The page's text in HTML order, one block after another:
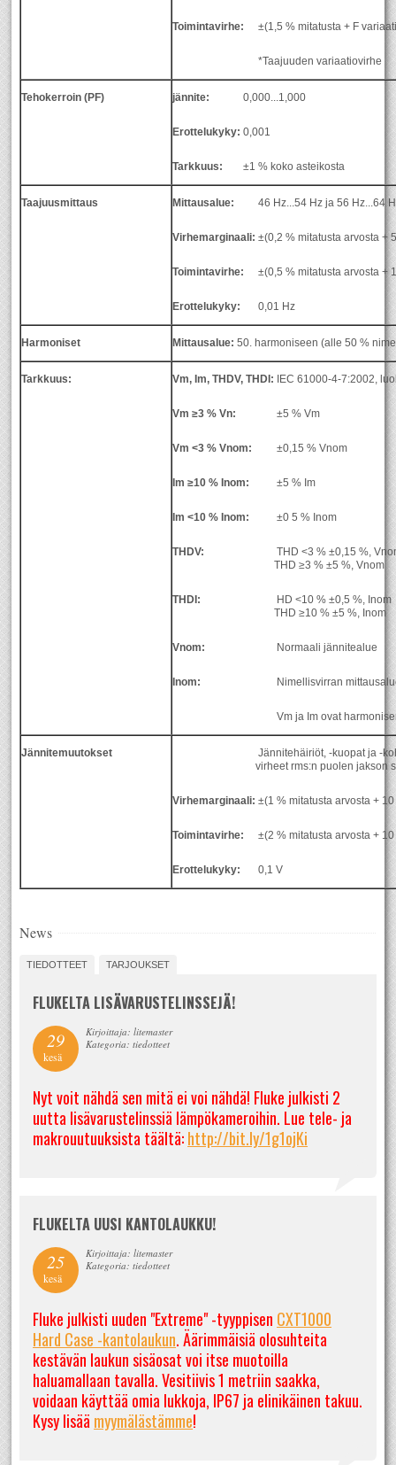
Toimintavirhe: ±(1,5 % mitatusta + F
*Taajuuden variaatiovirhe
Tehokerroin (PF) jännite: 0,000...1,000
Erottelukyky: 0,001
Tarkkuus: ±1 % koko asteikosta
Taajuusmittaus Mittausalue: 46 Hz...54 Hz ja 56 Hz...64
Virhemarginaali: ±(0,2 % mitatusta arvosta +
Toimintavirhe: ±(0,5 % mitatusta arvosta +
Erottelukyky: 0,01 Hz
Harmoniset Mittausalue: 50. harmoniseen (alle 50 %
Tarkkuus: Vm, Im, THDV, THDI: IEC 61000-4-7:2002,
Vm ≥3 % Vn: ±5 % Vm
Vm <3 % Vnom: ±0,15 % Vnom
Im ≥10 % Inom: ±5 % Im
Im <10 % Inom: ±0 5 % Inom
THDV:
THD <3 % ±0,15 %,
THD ≥3 % ±5 %, Vnom
THDI:
HD <10 % ±0,5 %, Inom
THD ≥10 % ±5 %, Inom
Vnom: Normaali jännitealue
Inom: Nimellisvirran
Vm ja Im ovat
Jännitemuutokset
Jännitehäiriöt, -kuopat ja -
virheet rms:n puolen jakson
Virhemarginaali: ±(1 % mitatusta arvosta +
Toimintavirhe: ±(2 % mitatusta arvosta +
Erottelukyky: 0,1 V
News
TIEDOTTEET TARJOUKSET
FLUKELTA LISÄVARUSTELINSSEJÄ!
29
kesä
Kirjoittaja: litemaster
Kategoria: tiedotteet
Nyt voit nähdä sen mitä ei voi nähdä! Fluke julkisti 2
uutta lisävarustelinssiä lämpökameroihin. Lue tele- ja
makrouutuuksista täältä:http://bit.ly/1g1ojKi
FLUKELTA UUSI KANTOLAUKKU!
25
kesä
Kirjoittaja: litemaster
Kategoria: tiedotteet
Fluke julkisti uuden "Extreme" -tyyppisen CXT1000
Hard Case -kantolaukun. Äärimmäisiä olosuhteita
kestävän laukun sisäosat voi itse muotoilla
haluamallaan tavalla. Vesitiivis 1 metriin saakka,
voidaan käyttää omia lukkoja, IP67 ja elinikäinen takuu.
Kysy lisää myymälästämme!